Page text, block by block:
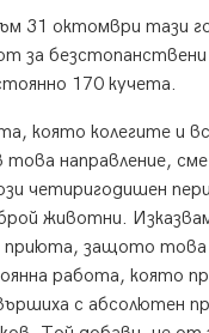
31 октомври тази
за
170 кучета.
която колегите и
това направление, сме
четиригодишен
животни.
приюта, защото това
работа, която
с абсолютен